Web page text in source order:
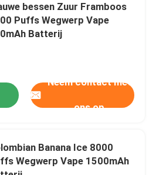
bessen Zuur Framboos
Puffs Wegwerp Vape
Batterij
Neem contact met
ons op
Banana Ice 8000
Wegwerp Vape 1500mAh